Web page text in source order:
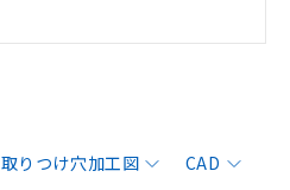
取りつけ穴加工図
CAD